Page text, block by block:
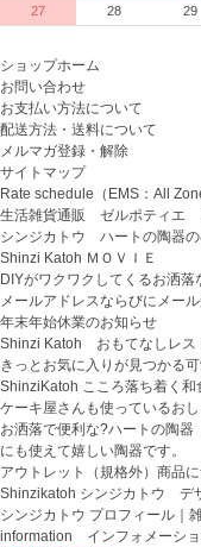
27
28 29
ショップホーム
お問い合わせ
お支払い方法について
配送方法・送料について
メルマガ登録・解除
サイトマップ
Rate schedule（EMS：All
生活雑貨通販 ゼルポティエ
シンジカトウ ハートの陶器の
Shinzi Katoh ＭＯＶＩＥ
DIYがワクワクしてくるお洒
メールアドレスならびにメー
年末年始休業のお知らせ
Shinzi Katoh おもてなしレ
きっとお気に入りが見つかる
ShinziKatoh こころ落ち着く和
ケーキ屋さんも使っているお
お洒落で便利な?ハートの陶
にも使えて嬉しい陶器です。
アウトレット（規格外）商品
Shinzikatoh シンジカトウ デ
シンジカトウ プロフィール｜
information インフォメーシ